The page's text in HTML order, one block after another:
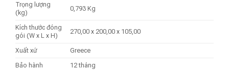
Trọng lượng
(kg)
0,793 Kg
Kích thước đóng
gói (W x L x H)
270,00 x 200,00 x 105,00
Xuất xứ
Greece
Bảo hành
12 tháng